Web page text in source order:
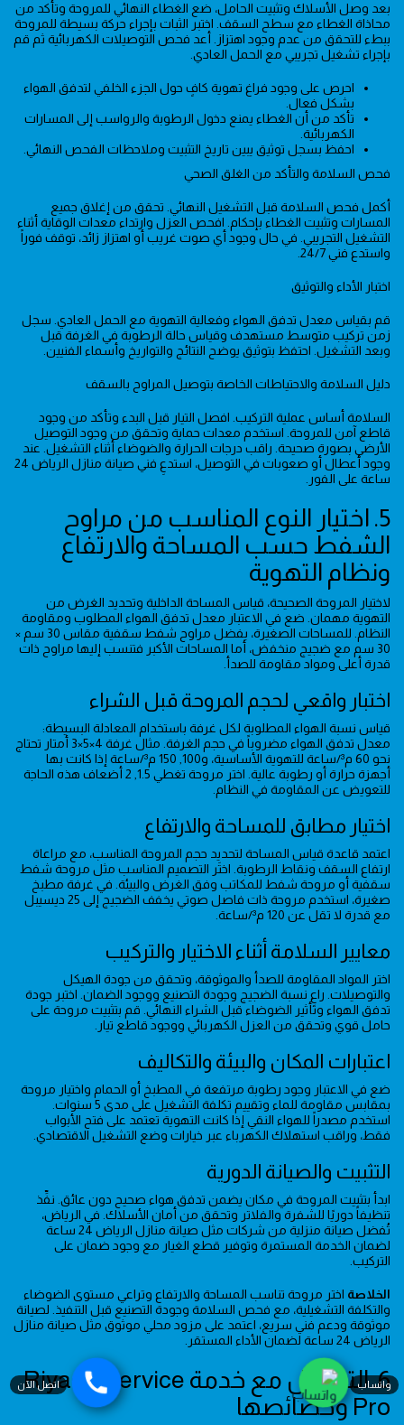
بعد وصل الأسلاك وتثبيت الحامل، ضع الغطاء النهائي للمروحة وتأكد من
محاذاة الغطاء مع سطح السقف. اختبر الثبات بإجراء حركة بسيطة للمروحة
ببطء للتحقق من عدم وجود اهتزاز. أعد فحص التوصيلات الكهربائية ثم قم
بإجراء تشغيل تجريبي مع الحمل العادي.
احرص على وجود فراغ تهوية كافٍ حول الجزء الخلفي لتدفق الهواء
بشكل فعال.
تأكد من أن الغطاء يمنع دخول الرطوبة والرواسب إلى المسارات
الكهربائية.
احفظ بسجل توثيق يبين تاريخ التثبيت وملاحظات الفحص النهائي.
فحص السلامة والتأكد من الغلق الصحي
أكمل فحص السلامة قبل التشغيل النهائي. تحقق من إغلاق جميع
المسارات وتثبيت الغطاء بإحكام. افحص العزل وارتداء معدات الوقاية أثناء
التشغيل التجريبي. في حال وجود أي صوت غريب أو اهتزاز زائد، توقف فوراً
واستدع فني 24/7.
اختبار الأداء والتوثيق
قم بقياس معدل تدفق الهواء وفعالية التهوية مع الحمل العادي. سجل
زمن تركيب متوسط مستهدف وقياس حالة الرطوبة في الغرفة قبل
وبعد التشغيل. احتفظ بتوثيق يوضح النتائج والتواريخ وأسماء الفنيين.
دليل السلامة والاحتياطات الخاصة بتوصيل المراوح بالسقف
السلامة أساس عملية التركيب. افصل التيار قبل البدء وتأكد من وجود
قاطع آمن للمروحة. استخدم معدات حماية وتحقق من وجود التوصيل
الأرضي بصورة صحيحة. راقب درجات الحرارة والضوضاء أثناء التشغيل. عند
وجود أعطال أو صعوبات في التوصيل، استدعِ فني صيانة منازل الرياض 24
ساعة على الفور.
5. اختيار النوع المناسب من مراوح
الشفط حسب المساحة والارتفاع
ونظام التهوية
لاختيار المروحة الصحيحة، قياس المساحة الداخلية وتحديد الغرض من
التهوية مهمان. ضع في الاعتبار معدل تدفق الهواء المطلوب ومقاومة
النظام. للمساحات الصغيرة، يفضل مراوح شفط سقفية مقاس 30 سم ×
30 سم مع ضجيج منخفض، أما المساحات الأكبر فتنسب إليها مراوح ذات
قدرة أعلى ومواد مقاومة للصدأ.
اختبار واقعي لحجم المروحة قبل الشراء
قياس نسبة الهواء المطلوبة لكل غرفة باستخدام المعادلة البسيطة:
معدل تدفق الهواء مضروباً في حجم الغرفة. مثال غرفة 4×5×3 أمتار تحتاج
نحو 60 م³/ساعة للتهوية الأساسية، و100, 150 م³/ساعة إذا كانت بها
أجهزة حرارة أو رطوبة عالية. اختر مروحة تغطي 1.5, 2 أضعاف هذه الحاجة
للتعويض عن المقاومة في النظام.
اختيار مطابق للمساحة والارتفاع
اعتمد قاعدة قياس المساحة لتحديد حجم المروحة المناسب، مع مراعاة
ارتفاع السقف ونقاط الرطوبة. اختَر التصميم المناسب مثل مروحة شفط
سقفية أو مروحة شفط للمكاتب وفق الغرض والبيئة. في غرفة مطبخ
صغيرة، استخدم مروحة ذات فاصل صوتي يخفف الضجيج إلى 25 ديسيبل
مع قدرة لا تقل عن 120 م³/ساعة.
معايير السلامة أثناء الاختيار والتركيب
اختر المواد المقاومة للصدأ والموثوقة، وتحقق من جودة الهيكل
والتوصيلات. راعِ نسبة الضجيج وجودة التصنيع ووجود الضمان. اختبر جودة
تدفق الهواء وتأثير الضوضاء قبل الشراء النهائي. قم بتثبيت مروحة على
حامل قوي وتحقق من العزل الكهربائي ووجود قاطع تيار.
اعتبارات المكان والبيئة والتكاليف
ضع في الاعتبار وجود رطوبة مرتفعة في المطبخ أو الحمام واختيار مروحة
بمقابس مقاومة للماء وتقييم تكلفة التشغيل على مدى 5 سنوات.
استخدم مصدراً للهواء النقي إذا كانت التهوية تعتمد على فتح الأبواب
فقط، وراقب استهلاك الكهرباء عبر خيارات وضع التشغيل الاقتصادي.
التثبيت والصيانة الدورية
ابدأ بتثبيت المروحة في مكان يضمن تدفق هواء صحيح دون عائق. نفِّذ
تنظيفاً دوريًا للشفرة والفلاتر وتحقق من أمان الأسلاك. في الرياض،
تُفضل صيانة منزلية من شركات مثل صيانة منازل الرياض 24 ساعة
لضمان الخدمة المستمرة وتوفير قطع الغيار مع وجود ضمان على
التركيب.
الخلاصة اختر مروحة تناسب المساحة والارتفاع وتراعي مستوى الضوضاء
والتكلفة التشغيلية، مع فحص السلامة وجودة التصنيع قبل التنفيذ. لصيانة
موثوقة ودعم فني سريع، اعتمد على مزود محلي موثوق مثل صيانة منازل
الرياض 24 ساعة لضمان الأداء المستقر.
6. التواصل مع خدمة Riyadh Service
Pro وخصائصها
واتساب اتصل الآن